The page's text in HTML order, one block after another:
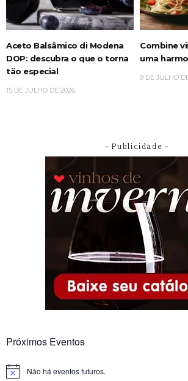
Aceto Balsâmico di Modena
DOP: descubra o que o torna
tão especial
15 DE JULHO DE 2026
Combine
uma
9 DE JULHO
– Publicidade –
Próximos Eventos
Notice Não há eventos futuros.